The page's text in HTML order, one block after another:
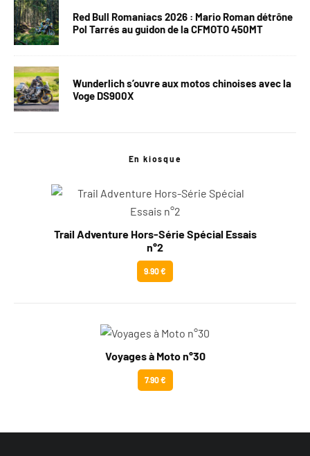
Red Bull Romaniacs 2026 : Mario Roman détrône
Pol Tarrés au guidon de la CFMOTO 450MT
Wunderlich s’ouvre aux motos chinoises avec la
Voge DS900X
En kiosque
Trail Adventure Hors-Série Spécial Essais
n°2
9.90 €
Voyages à Moto n°30
7.90 €